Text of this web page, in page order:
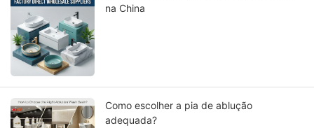
na China
Como escolher a pia de ablução
adequada?